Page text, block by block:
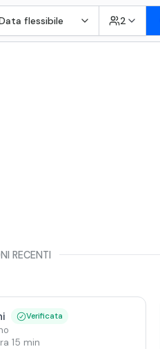
flessibile 2
RECENTI
Verificata
15 min